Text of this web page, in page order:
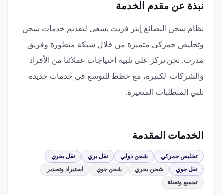
نبذة عن مقدم الخدمة
نظام شحن البضائع إنتر فريت يسعى لتقديم خدمات شحن
وتخليص جمركي متميزة من خلال شبكة متطورة وفريق
مدرب. نحن نركز على تلبية احتياجات عملائنا من الأفراد
والشركات الكبيرة، مع خطط للتوسع في خدمات جديدة
تلبي المتطلبات المتغيرة.
الخدمات المقدمة
تخليص جمركي شحن دولي نقل بري
نقل بحري
نقل جوي
شحن بحري شحن جوي
استيراد وتصدير
تجميع وتعبئة